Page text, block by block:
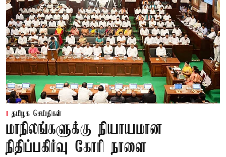
தமிழக செய்திகள்
மாநிலங்களுக்கு நியாயமான
நிதிப்பகிர்வு கோரி நாளை